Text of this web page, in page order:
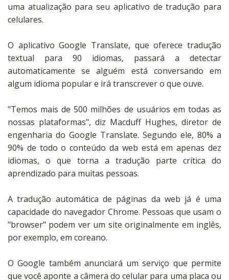
uma atualização para seu aplicativo de tradução para
celulares.
O aplicativo Google Translate, que oferece tradução
textual para 90 idiomas, passará a detectar
automaticamente se alguém está conversando em
algum idioma popular e irá transcrever o que ouve.
"Temos mais de 500 milhões de usuários em todas as
nossas plataformas", diz Macduff Hughes, diretor de
engenharia do Google Translate. Segundo ele, 80% a
90% de todo o conteúdo da web está em apenas dez
idiomas, o que torna a tradução parte crítica do
aprendizado para muitas pessoas.
A tradução automática de páginas da web já é uma
capacidade do navegador Chrome. Pessoas que usam o
"browser" podem ver um site originalmente em inglês,
por exemplo, em coreano.
O Google também anunciará um serviço que permite
que você aponte a câmera do celular para uma placa ou